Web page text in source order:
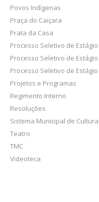
Povos Indígenas
Praça do Caiçara
Prata da Casa
Processo Seletivo de
Processo Seletivo de Estágio
Processo Seletivo de
Projetos e Programas
Regimento Interno
Resoluções
Sistema Municipal de Cultura
Teatro
TMC
Videoteca